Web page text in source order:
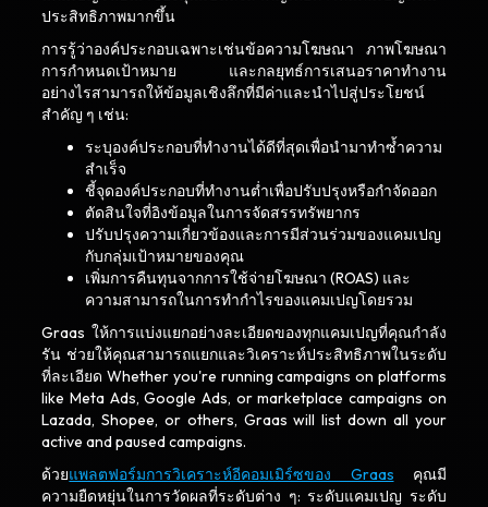
ประสิทธิภาพมากขึ้น
การรู้ว่าองค์ประกอบเฉพาะเช่นข้อความโฆษณา ภาพโฆษณา
การกำหนดเป้าหมาย และกลยุทธ์การเสนอราคาทำงาน
อย่างไรสามารถให้ข้อมูลเชิงลึกที่มีค่าและนำไปสู่ประโยชน์
สำคัญ ๆ เช่น:
ระบุองค์ประกอบที่ทำงานได้ดีที่สุดเพื่อนำมาทำซ้ำความ
สำเร็จ
ชี้จุดองค์ประกอบที่ทำงานต่ำเพื่อปรับปรุงหรือกำจัดออก
ตัดสินใจที่อิงข้อมูลในการจัดสรรทรัพยากร
ปรับปรุงความเกี่ยวข้องและการมีส่วนร่วมของแคมเปญ
กับกลุ่มเป้าหมายของคุณ
เพิ่มการคืนทุนจากการใช้จ่ายโฆษณา (ROAS) และ
ความสามารถในการทำกำไรของแคมเปญโดยรวม
Graas ให้การแบ่งแยกอย่างละเอียดของทุกแคมเปญที่คุณกำลัง
รัน ช่วยให้คุณสามารถแยกและวิเคราะห์ประสิทธิภาพในระดับ
ที่ละเอียด Whether you're running campaigns on platforms
like Meta Ads, Google Ads, or marketplace campaigns on
Lazada, Shopee, or others, Graas will list down all your
active and paused campaigns.
ด้วยแพลตฟอร์มการวิเคราะห์อีคอมเมิร์ซของ Graas คุณมี
ความยืดหยุ่นในการวัดผลที่ระดับต่าง ๆ: ระดับแคมเปญ ระดับ